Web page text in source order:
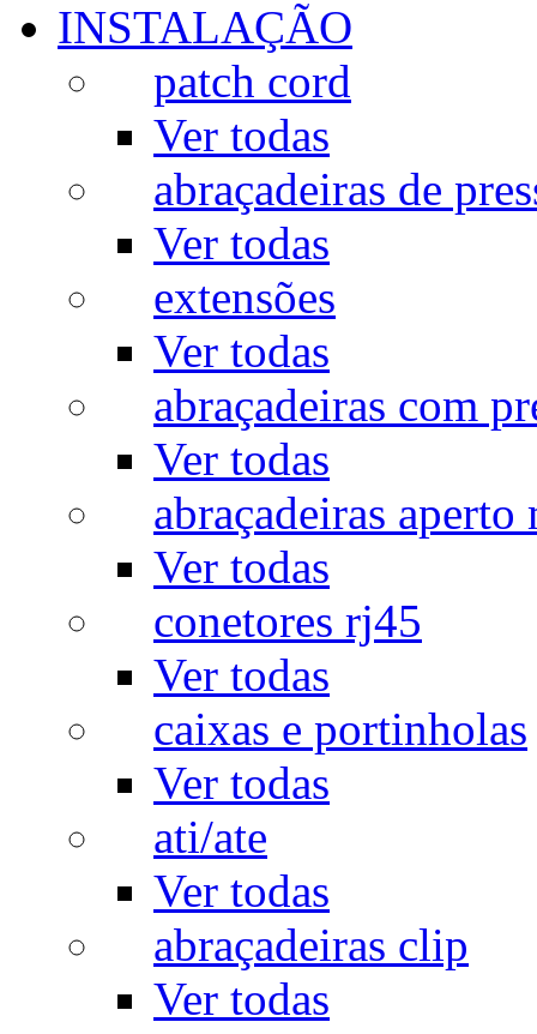
INSTALAÇÃO
patch cord
Ver todas
abraçadeiras de
Ver todas
extensões
Ver todas
abraçadeiras com
Ver todas
abraçadeiras aperto
Ver todas
conetores rj45
Ver todas
caixas e portinholas
Ver todas
ati/ate
Ver todas
abraçadeiras clip
Ver todas